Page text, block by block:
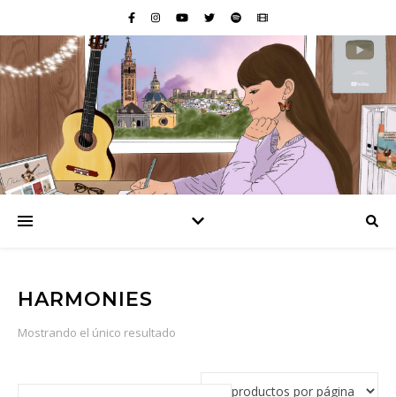
HARMONIES
Mostrando el único resultado